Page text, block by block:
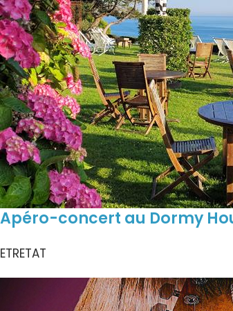
Apéro-concert au Dormy
ETRETAT